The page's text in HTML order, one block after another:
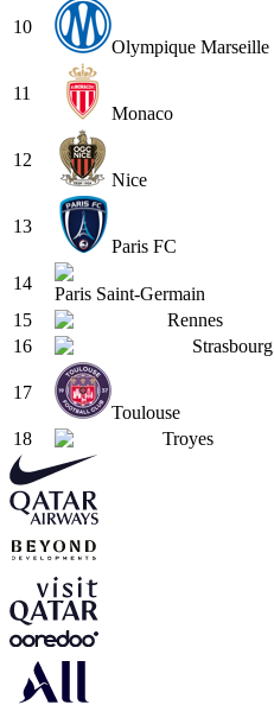
10
Olympique Marseille
11
Monaco
12
Nice
13
Paris FC
14
Paris Saint-Germain
15
Rennes
16
Strasbourg
17
Toulouse
18 Troyes